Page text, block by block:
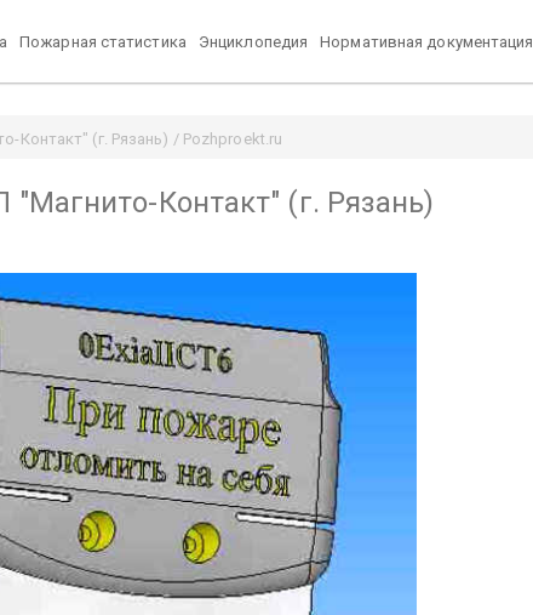
Пожарная статистика Энциклопедия Нормативная документация
Контакт" (г. Рязань) / Pozhproekt.ru
Контакт" (г. Рязань)